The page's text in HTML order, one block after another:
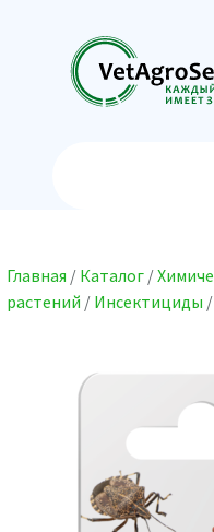
содержимому
Главная / Каталог /
растений / Инсектициды